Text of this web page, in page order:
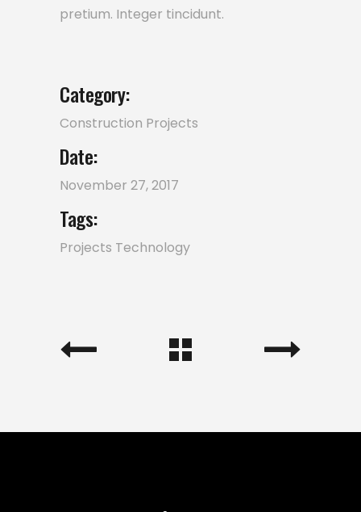
pretium. Integer tincidunt.
Category:
Construction Projects
Date:
November 27, 2017
Tags:
Projects Technology